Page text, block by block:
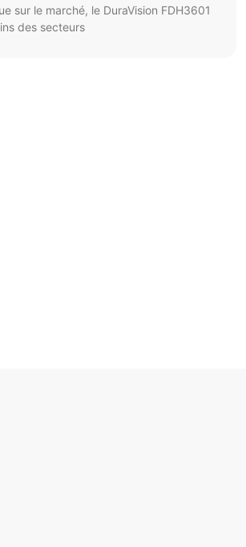
sur le marché, le DuraVision FDH3601
des secteurs